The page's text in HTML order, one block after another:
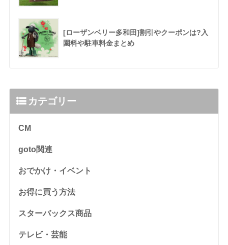
[ローザンベリー多和田]割引やクーポンは?入
園料や駐車料金まとめ
カテゴリー
CM
goto関連
おでかけ・イベント
お得に買う方法
スターバックス商品
テレビ・芸能